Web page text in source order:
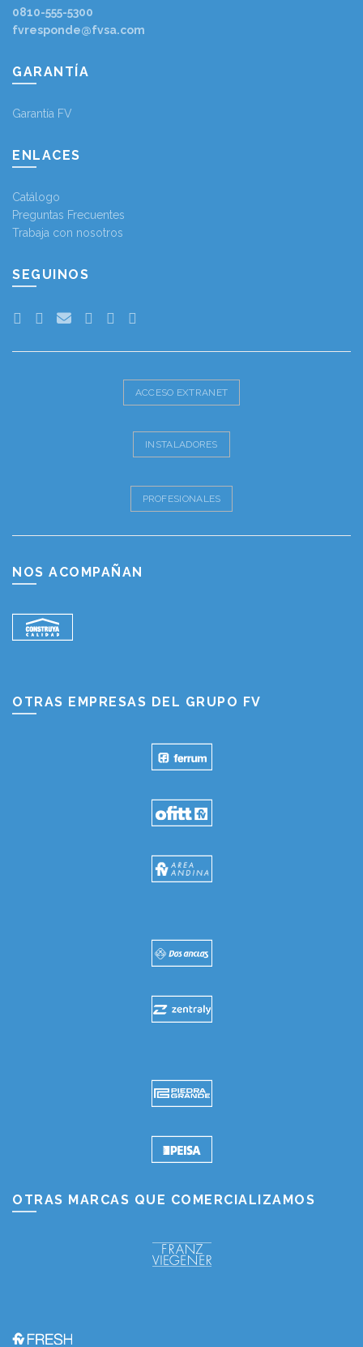
0810-555-5300
fvresponde@fvsa.com
GARANTÍA
Garantía FV
ENLACES
Catálogo
Preguntas Frecuentes
Trabaja con nosotros
SEGUINOS
ACCESO EXTRANET
INSTALADORES
PROFESIONALES
NOS ACOMPAÑAN
OTRAS EMPRESAS DEL GRUPO FV
OTRAS MARCAS QUE COMERCIALIZAMOS